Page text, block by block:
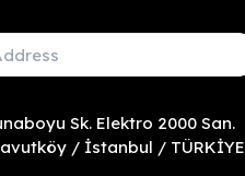
Sk. Elektro 2000 San.
/ İstanbul / TÜRKİYE